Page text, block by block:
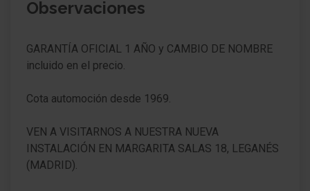
Observaciones
GARANTÍA OFICIAL 1 AÑO y CAMBIO DE NOMBRE
incluido en el precio.
Cota automoción desde 1969.
VEN A VISITARNOS A NUESTRA NUEVA
INSTALACIÓN EN MARGARITA SALAS 18, LEGANÉS
(MADRID).